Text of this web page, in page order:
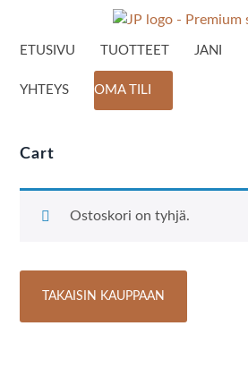
ETUSIVU TUOTTEET JANI
YHTEYS OMA TILI
Cart
Ostoskori on tyhjä.
TAKAISIN KAUPPAAN